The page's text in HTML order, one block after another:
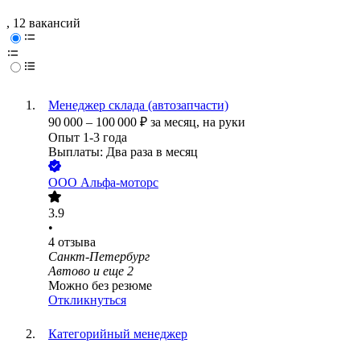
, 12 вакансий
Менеджер склада (автозапчасти)
90 000 – 100 000 ₽ за месяц, на руки
Опыт 1-3 года
Выплаты: Два раза в месяц
ООО Альфа-моторс
3.9
•
4 отзыва
Санкт-Петербург
Автово и еще 2
Можно без резюме
Откликнуться
Категорийный менеджер